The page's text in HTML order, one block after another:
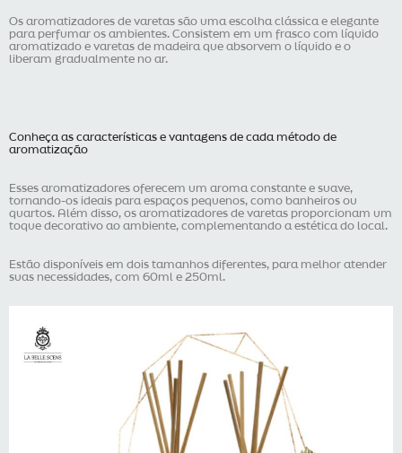
Os aromatizadores de varetas são uma escolha clássica e elegante
para perfumar os ambientes. Consistem em um frasco com líquido
aromatizado e varetas de madeira que absorvem o líquido e o
liberam gradualmente no ar.
Conheça as características e vantagens de cada método de
aromatização
Esses aromatizadores oferecem um aroma constante e suave,
tornando-os ideais para espaços pequenos, como banheiros ou
quartos. Além disso, os aromatizadores de varetas proporcionam um
toque decorativo ao ambiente, complementando a estética do local.
Estão disponíveis em dois tamanhos diferentes, para melhor atender
suas necessidades, com 60ml e 250ml.